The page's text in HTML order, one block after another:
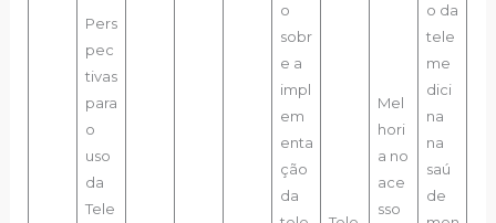
Pers
pec
tivas
para
o
uso
da
Tele
o
sobr
e a
impl
em
enta
ção
da
Mel
hori
a no
ace
sso
o da
tele
me
dici
na
na
saú
de